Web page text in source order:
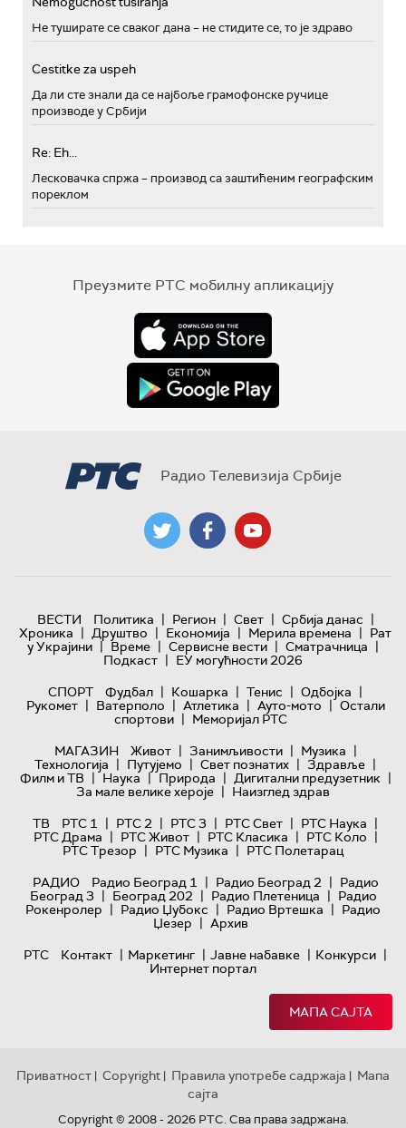
Не туширате се сваког дана – не стидите се, то је здраво
Cestitke za uspeh
Да ли сте знали да се најбоље грамофонске ручице
производе у Србији
Re: Eh...
Лесковачка спржа – производ са заштићеним географским
пореклом
Преузмите РТС мобилну апликацију
Радио Телевизија Србије
ВЕСТИ Политика | Регион | Свет | Србија данас |
Хроника | Друштво | Економија | Мерила времена | Рат
у Украјини | Време | Сервисне вести | Сматрачница |
Подкаст | ЕУ могућности 2026
СПОРТ
Фудбал | Кошарка | Тенис | Одбојка |
Рукомет | Ватерполо | Атлетика | Ауто-мото | Остали
спортови | Меморијал РТС
МАГАЗИН
Живот | Занимљивости | Музика |
Технологијa | Путујемо | Свет познатих | Здравље |
Филм и ТВ | Наука | Природа | Дигитални предузетник |
За мале велике хероје | Наизглед здрав
ТВ
РТС 1 | РТС 2 | РТС 3 | РТС Свет | РТС Наука |
РТС Драма | РТС Живот | РТС Класика | РТС Коло |
РТС Трезор | РТС Музика | РТС Полетарац
РАДИО
Радио Београд 1 | Радио Београд 2 | Радио
Београд 3 | Београд 202 | Радио Плетеница | Радио
Рокенролер | Радио Џубокс | Радио Вртешка | Радио
Џезер | Архив
РТС
Контакт | Маркетинг | Јавне набавке | Конкурси |
Интернет портал
МАПА САЈТА
Приватност | Copyright | Правила употребе садржаја | Мапа
сајта
Copyright © 2008 - 2026 РТС. Сва права задржана.